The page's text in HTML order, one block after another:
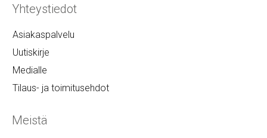
Yhteystiedot
Asiakaspalvelu
Uutiskirje
Medialle
Tilaus- ja toimitusehdot
Meistä